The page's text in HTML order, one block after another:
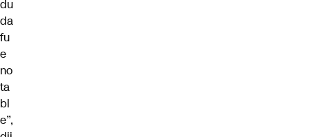
du
da
fu
e
no
ta
bl
e”,